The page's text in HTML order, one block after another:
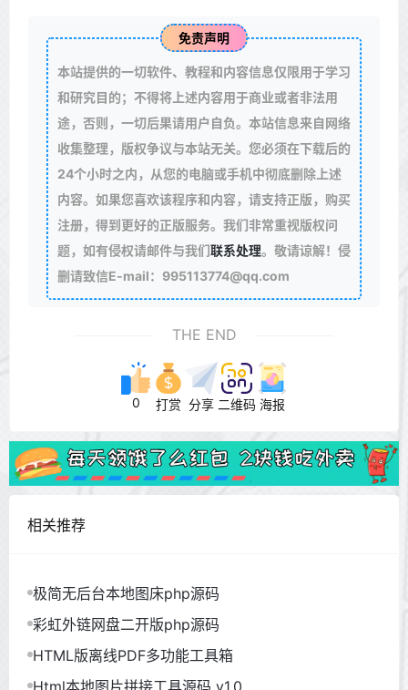
免责声明
本站提供的一切软件、教程和内容信息仅限用于学习
和研究目的；不得将上述内容用于商业或者非法用
途，否则，一切后果请用户自负。本站信息来自网络
收集整理，版权争议与本站无关。您必须在下载后的
24个小时之内，从您的电脑或手机中彻底删除上述
内容。如果您喜欢该程序和内容，请支持正版，购买
注册，得到更好的正版服务。我们非常重视版权问
题，如有侵权请邮件与我们联系处理。敬请谅解！侵
删请致信E-mail：995113774@qq.com
THE END
0 打赏 分享 二维码 海报
相关推荐
极简无后台本地图床php源码
彩虹外链网盘二开版php源码
HTML版离线PDF多功能工具箱